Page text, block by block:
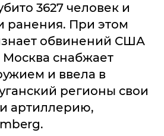
3627 человек и
ранения. При этом
обвинений США
Москва снабжает
и ввела в
регионы свои
артиллерию,